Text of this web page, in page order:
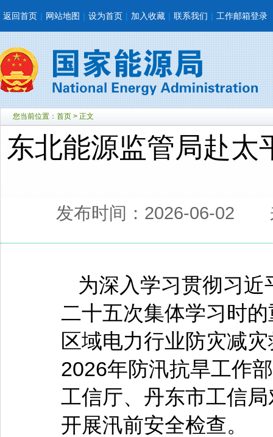
返回首页 | 网站地图 | 设为首页 | 加入收藏 | 联系我们 | 工作邮箱登录
您当前位置： 首页 > 正文
东北能源监管局赴太
发布时间：2026-06-02
为深入学习贯彻习
二十五次集体学习时
区域电力行业防灾减
2026年防汛抗旱工作
工信厅、丹东市工信
开展汛前安全检查。